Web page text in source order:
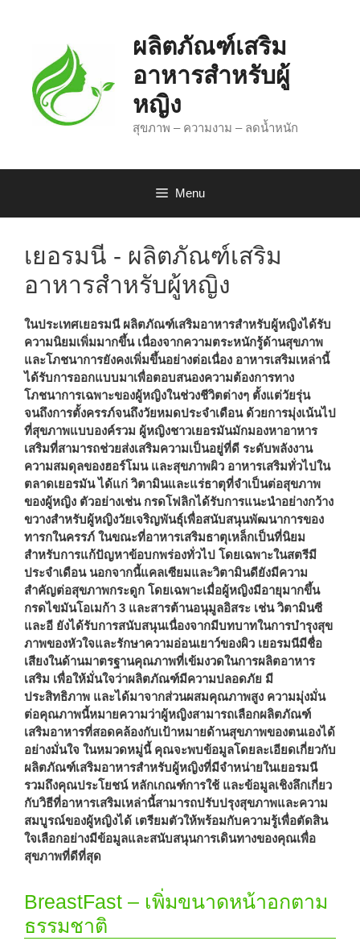
ผลิตภัณฑ์เสริม
อาหารสำหรับผู้
หญิง
สุขภาพ – ความงาม – ลดน้ำหนัก
Menu
เยอรมนี - ผลิตภัณฑ์เสริม
อาหารสำหรับผู้หญิง
ในประเทศเยอรมนีผลิตภัณฑ์เสริมอาหารสำหรับผู้หญิงได้รับ
ความนิยมเพิ่มมากขึ้น เนื่องจากความตระหนักรู้ด้านสุขภาพ
และโภชนาการยังคงเพิ่มขึ้นอย่างต่อเนื่อง อาหารเสริมเหล่านี้
ได้รับการออกแบบมาเพื่อตอบสนองความต้องการทาง
โภชนาการเฉพาะของผู้หญิงในช่วงชีวิตต่างๆ ตั้งแต่วัยรุ่น
จนถึงการตั้งครรภ์จนถึงวัยหมดประจำเดือน ด้วยการมุ่งเน้นไป
ที่สุขภาพแบบองค์รวม ผู้หญิงชาวเยอรมันมักมองหาอาหาร
เสริมที่สามารถช่วยส่งเสริมความเป็นอยู่ที่ดี ระดับพลังงาน
ความสมดุลของฮอร์โมน และสุขภาพผิว อาหารเสริมทั่วไปใน
ตลาดเยอรมัน ได้แก่ วิตามินและแร่ธาตุที่จำเป็นต่อสุขภาพ
ของผู้หญิง ตัวอย่างเช่น กรดโฟลิกได้รับการแนะนำอย่างกว้าง
ขวางสำหรับผู้หญิงวัยเจริญพันธุ์เพื่อสนับสนุนพัฒนาการของ
ทารกในครรภ์ ในขณะที่อาหารเสริมธาตุเหล็กเป็นที่นิยม
สำหรับการแก้ปัญหาข้อบกพร่องทั่วไป โดยเฉพาะในสตรีมี
ประจำเดือน นอกจากนี้แคลเซียมและวิตามินดียังมีความ
สำคัญต่อสุขภาพกระดูก โดยเฉพาะเมื่อผู้หญิงมีอายุมากขึ้น
กรดไขมันโอเมก้า 3 และสารต้านอนุมูลอิสระ เช่น วิตามินซี
และอี ยังได้รับการสนับสนุนเนื่องจากมีบทบาทในการบำรุงสุข
ภาพของหัวใจและรักษาความอ่อนเยาว์ของผิว เยอรมนีมีชื่อ
เสียงในด้านมาตรฐานคุณภาพที่เข้มงวดในการผลิตอาหาร
เสริม เพื่อให้มั่นใจว่าผลิตภัณฑ์มีความปลอดภัย มี
ประสิทธิภาพ และได้มาจากส่วนผสมคุณภาพสูง ความมุ่งมั่น
ต่อคุณภาพนี้หมายความว่าผู้หญิงสามารถเลือกผลิตภัณฑ์
เสริมอาหารที่สอดคล้องกับเป้าหมายด้านสุขภาพของตนเองได้
อย่างมั่นใจ ในหมวดหมู่นี้ คุณจะพบข้อมูลโดยละเอียดเกี่ยวกับ
ผลิตภัณฑ์เสริมอาหารสำหรับผู้หญิงที่มีจำหน่ายในเยอรมนี
รวมถึงคุณประโยชน์ หลักเกณฑ์การใช้ และข้อมูลเชิงลึกเกี่ยว
กับวิธีที่อาหารเสริมเหล่านี้สามารถปรับปรุงสุขภาพและความ
สมบูรณ์ของผู้หญิงได้ เตรียมตัวให้พร้อมกับความรู้เพื่อตัดสิน
ใจเลือกอย่างมีข้อมูลและสนับสนุนการเดินทางของคุณเพื่อ
สุขภาพที่ดีที่สุด
BreastFast – เพิ่มขนาดหน้าอกตาม
ธรรมชาติ